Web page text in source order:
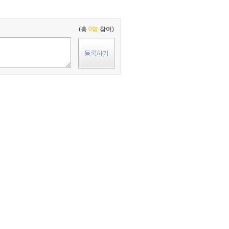
(총 0명 참여)